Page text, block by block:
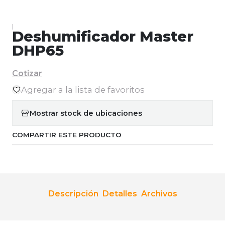
|
Deshumificador Master
DHP65
Cotizar
Agregar a la lista de favoritos
Mostrar stock de ubicaciones
COMPARTIR ESTE PRODUCTO
Descripción Detalles Archivos